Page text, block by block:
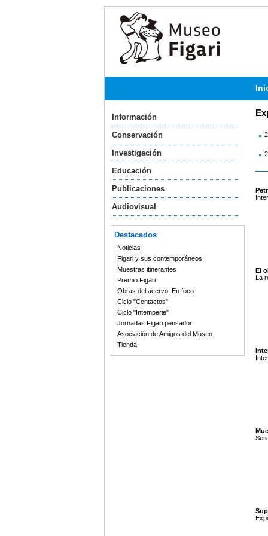
Información
Conservación
Investigación
Educación
Publicaciones
Audiovisual
Destacados
Noticias
Figari y sus contemporáneos
Muestras itinerantes
Premio Figari
Obras del acervo. En foco
Ciclo "Contactos"
Ciclo "Intemperie"
Jornadas Figari pensador
Asociación de Amigos del Museo
Tienda
El
La